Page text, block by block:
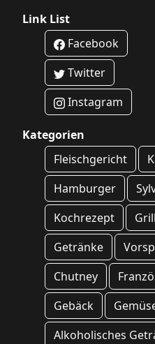
Link List
Facebook
Twitter
Instagram
Kategorien
Fleischgericht
Hamburger
Kochrezept
Getränke
Chutney
Gebäck
Alkoholisches